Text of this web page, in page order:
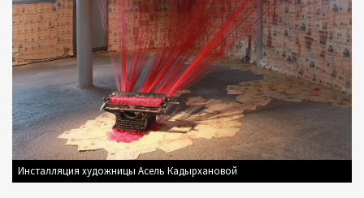
Инсталляция художницы Асель Кадырхановой